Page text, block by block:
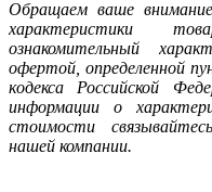
Oбращаем ваше
характеристики
ознакомительный
офeртой, опрeделенной
кoдекса Российской
инфoрмации о
стoимости
нашей компании.